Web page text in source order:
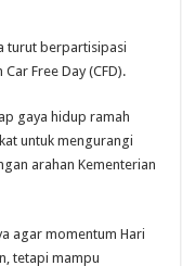
turut berpartisipasi
Free Day (CFD).
gaya hidup ramah
untuk mengurangi
arahan Kementerian
agar momentum Hari
tetapi mampu